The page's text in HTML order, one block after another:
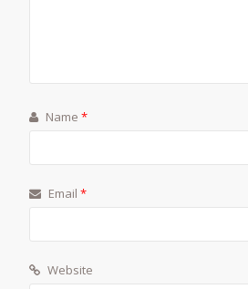
Name*
Email*
Website